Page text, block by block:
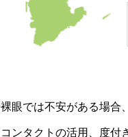
眼では不安がある場
ンタクトの活用、度